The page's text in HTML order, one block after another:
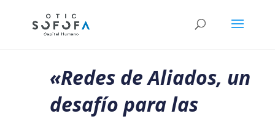
«Redes de Aliados, un
desafío para las